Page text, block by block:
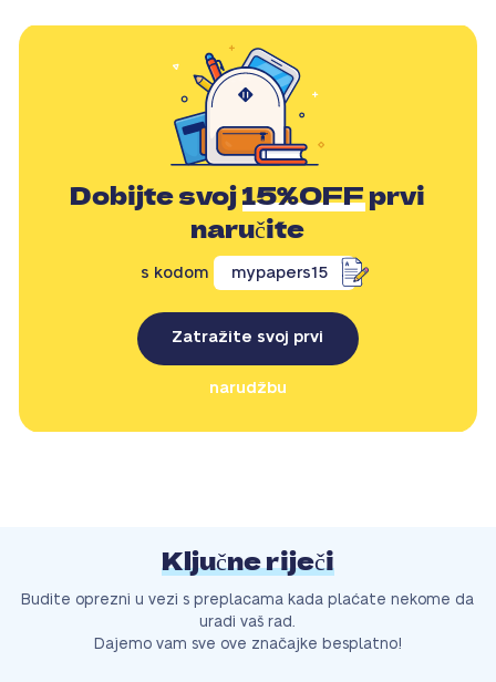
Dobijte svoj15%OFFprvi
naručite
s kodom mypapers15
Zatražite svoj prvi
narudžbu
Ključne riječi
Budite oprezni u vezi s preplacama kada plaćate nekome da
uradi vaš rad.
Dajemo vam sve ove značajke besplatno!